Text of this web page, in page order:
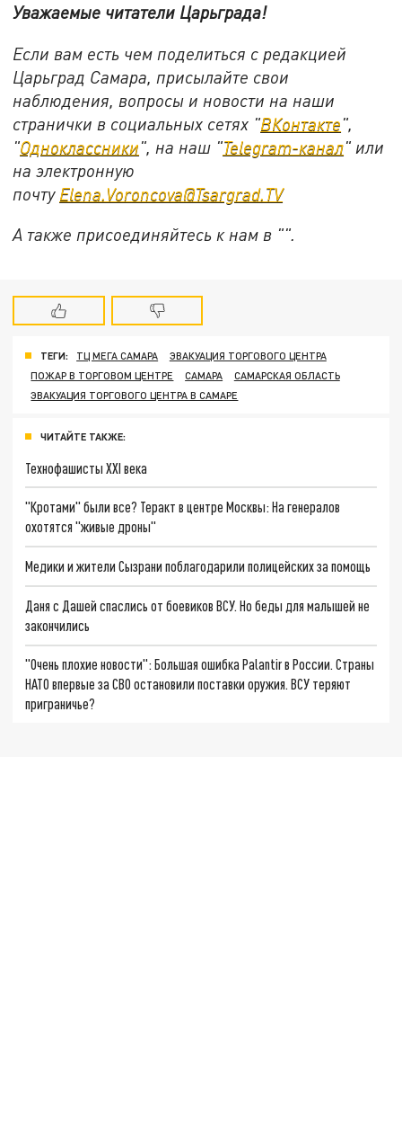
Уважаемые читатели Царьграда!
Если вам есть чем поделиться с редакцией
Царьград Самара, присылайте свои
наблюдения, вопросы и новости на наши
странички в социальных сетях "ВКонтакте",
"Одноклассники", на наш "Telegram-канал" или
на электронную
почту Elena.Voroncova@Tsargrad.TV
А также присоединяйтесь к нам в "".
ТЕГИ: ТЦ МЕГА САМАРА
ЭВАКУАЦИЯ ТОРГОВОГО ЦЕНТРА
ПОЖАР В ТОРГОВОМ ЦЕНТРЕ
САМАРА
САМАРСКАЯ ОБЛАСТЬ
ЭВАКУАЦИЯ ТОРГОВОГО ЦЕНТРА В САМАРЕ
ЧИТАЙТЕ ТАКЖЕ:
Технофашисты XXI века
"Кротами" были все? Теракт в центре Москвы: На генералов
охотятся "живые дроны"
Медики и жители Сызрани поблагодарили полицейских за помощь
Даня с Дашей спаслись от боевиков ВСУ. Но беды для малышей не
закончились
"Очень плохие новости": Большая ошибка Palantir в России. Страны
НАТО впервые за СВО остановили поставки оружия. ВСУ теряют
приграничье?